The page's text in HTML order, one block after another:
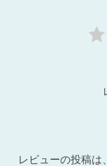
レビューの投稿は